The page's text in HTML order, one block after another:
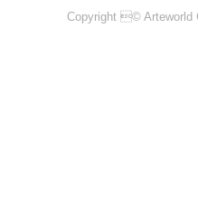
Copyright © Arteworld